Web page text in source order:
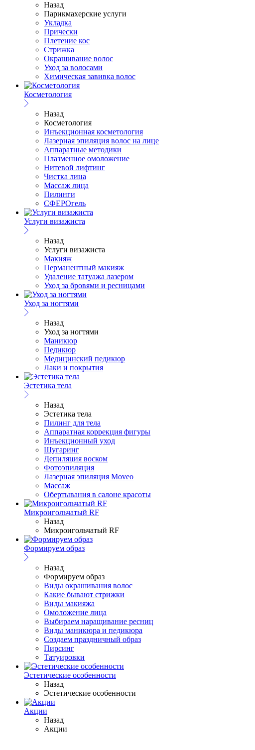
Назад
Парикмахерские услуги
Укладка
Прически
Плетение кос
Стрижка
Окрашивание волос
Уход за волосами
Химическая завивка волос
Косметология
Назад
Косметология
Инъекционная косметология
Лазерная эпиляция волос на лице
Аппаратные методики
Плазменное омоложение
Нитевой лифтинг
Чистка лица
Массаж лица
Пилинги
СФЕРОгель
Услуги визажиста
Назад
Услуги визажиста
Макияж
Перманентный макияж
Удаление татуажа лазером
Уход за бровями и ресницами
Уход за ногтями
Назад
Уход за ногтями
Маникюр
Педикюр
Медицинский педикюр
Лаки и покрытия
Эстетика тела
Назад
Эстетика тела
Пилинг для тела
Аппаратная коррекция фигуры
Инъекционный уход
Шугаринг
Депиляция воском
Фотоэпиляция
Лазерная эпиляция Moveo
Массаж
Обертывания в салоне красоты
Микроигольчатый RF
Назад
Микроигольчатый RF
Формируем образ
Назад
Формируем образ
Виды окрашивания волос
Какие бывают стрижки
Виды макияжа
Омоложение лица
Выбираем наращивание ресниц
Виды маникюра и педикюра
Создаем праздничный образ
Пирсинг
Татуировки
Эстетические особенности
Назад
Эстетические особенности
Акции
Назад
Акции